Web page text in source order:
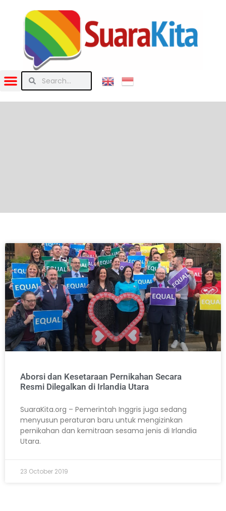
Aborsi dan Kesetaraan Pernikahan Secara
Resmi Dilegalkan di Irlandia Utara
SuaraKita.org – Pemerintah Inggris juga sedang
menyusun peraturan baru untuk mengizinkan
pernikahan dan kemitraan sesama jenis di Irlandia
Utara.
23 October 2019